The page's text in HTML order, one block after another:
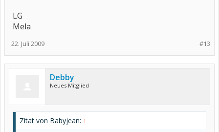
LG
Mela
#13
22. Juli 2009
Debby
Neues Mitglied
Zitat von Babyjean: ↑